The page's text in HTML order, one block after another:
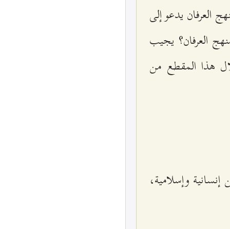
العرفان يدعو إلى
العرفان؟ يجيب
المقطع من
وإسلامية،